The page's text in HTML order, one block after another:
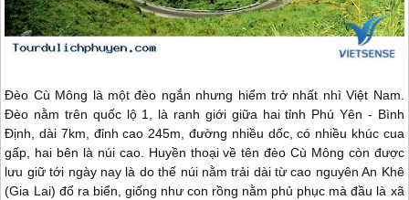
Đèo Cù Mông là một đèo ngắn nhưng hiểm trở nhất nhì Việt Nam.
Đèo nằm trên quốc lộ 1, là ranh giới giữa hai tỉnh Phú Yên - Bình
Định, dài 7km, đỉnh cao 245m, đường nhiều dốc, có nhiều khúc cua
gấp, hai bên là núi cao. Huyền thoại về tên đèo Cù Mông còn được
lưu giữ tới ngày nay là do thế núi nằm trải dài từ cao nguyên An Khê
(Gia Lai) đổ ra biển, giống như con rồng nằm phủ phục mà đầu là xã